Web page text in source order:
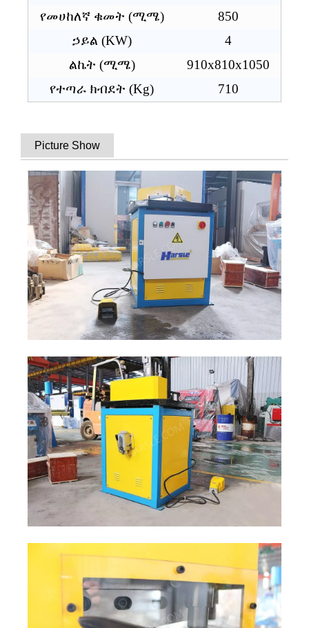
የመሀከለኛ ቁመት (ሚሜ)
850
ኃይል (KW)
4
ልኬት (ሚሜ)
910x810x1050
የተጣራ ክብደት (Kg)
710
Picture Show